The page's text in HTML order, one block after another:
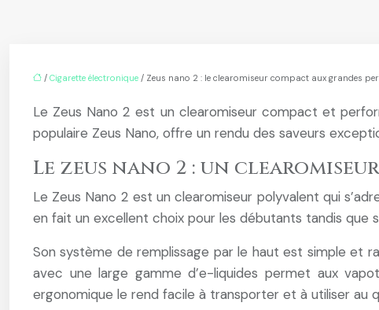
/ Cigarette électronique / Zeus nano 2 : le clearomiseur compact aux grandes
Le Zeus Nano 2 est un clearomiseur compact et
populaire Zeus Nano, offre un rendu des saveurs
Le zeus nano 2 : un
Le Zeus Nano 2 est un clearomiseur polyvalent qui
en fait un excellent choix pour les débutants tandis que
Son système de remplissage par le haut est simple et
avec une large gamme d’e-liquides permet aux
ergonomique le rend facile à transporter et à utiliser au